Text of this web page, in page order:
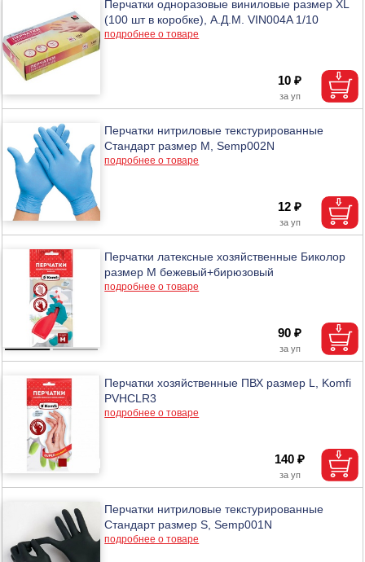
Перчатки одноразовые виниловые размер XL
(100 шт в коробке), А.Д.М. VIN004A 1/10
подробнее о товаре
10 ₽
Перчатки нитриловые текстурированные
Стандарт размер М, Semp002N
подробнее о товаре
12 ₽
Перчатки латексные хозяйственные Биколор
размер М бежевый+бирюзовый
подробнее о товаре
90 ₽
Перчатки хозяйственные ПВХ размер L, Komfi
PVHCLR3
подробнее о товаре
140 ₽
Перчатки нитриловые текстурированные
Стандарт размер S, Semp001N
подробнее о товаре